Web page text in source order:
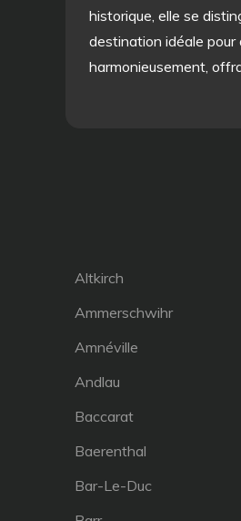
historique, elle se
destination idéale pour
harmonieusement,
Altkirch
Ammerschwihr
Amnéville
Andlau
Baccarat
Baerenthal
Bar-Le-Duc